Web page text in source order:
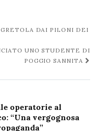
DAI PILONI DEI
UNO STUDENTE DI
POGGIO SANNITA
operatorie al
“Una vergognosa